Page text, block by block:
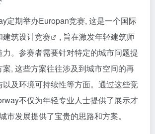
定期举办Europan竞赛, 这是一个国际
建筑设计竞赛
, 旨在激发年轻建筑师
。参赛者需要针对特定的城市问题提
案, 这些方案往往涉及到城市空间的再
及环境可持续性等方面。通过这些竞
不仅为年轻专业人士提供了展示才
市发展提供了宝贵的思路和方案。